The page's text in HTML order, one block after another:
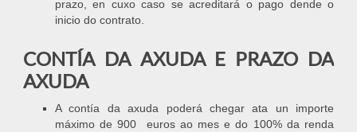
prazo, en cuxo caso se acreditará o pago dende o
inicio do contrato.
CONTÍA DA AXUDA E PRAZO DA
AXUDA
A contía da axuda poderá chegar ata un importe
máximo de 900 euros ao mes e do 100% da renda